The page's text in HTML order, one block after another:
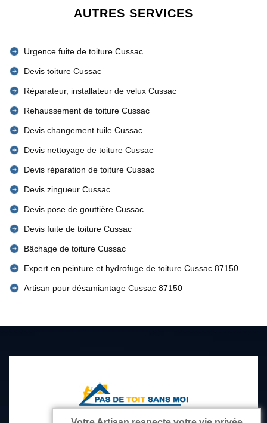
AUTRES SERVICES
Urgence fuite de toiture Cussac
Devis toiture Cussac
Réparateur, installateur de velux Cussac
Rehaussement de toiture Cussac
Devis changement tuile Cussac
Devis nettoyage de toiture Cussac
Devis réparation de toiture Cussac
Devis zingueur Cussac
Devis pose de gouttière Cussac
Devis fuite de toiture Cussac
Bâchage de toiture Cussac
Expert en peinture et hydrofuge de toiture Cussac 87150
Artisan pour désamiantage Cussac 87150